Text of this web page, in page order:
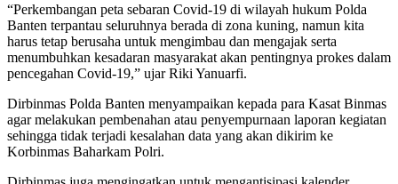
“Perkembangan peta sebaran Covid-19 di wilayah hukum Polda
Banten terpantau seluruhnya berada di zona kuning, namun kita
harus tetap berusaha untuk mengimbau dan mengajak serta
menumbuhkan kesadaran masyarakat akan pentingnya prokes dalam
pencegahan Covid-19,” ujar Riki Yanuarfi.
Dirbinmas Polda Banten menyampaikan kepada para Kasat Binmas
agar melakukan pembenahan atau penyempurnaan laporan kegiatan
sehingga tidak terjadi kesalahan data yang akan dikirim ke
Korbinmas Baharkam Polri.